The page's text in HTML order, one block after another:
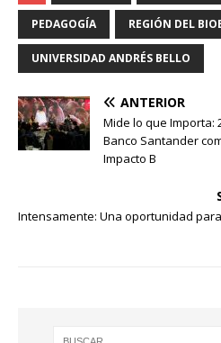
PEDAGOGÍA REGIÓN DEL
UNIVERSIDAD ANDRÉS BELLO
ANTERIOR
Mide lo que Importa:
Banco Santander
Impacto B
Intensamente: Una oportunidad